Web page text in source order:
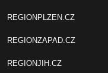
REGIONPLZEN.CZ
REGIONZAPAD.CZ
REGIONJIH.CZ